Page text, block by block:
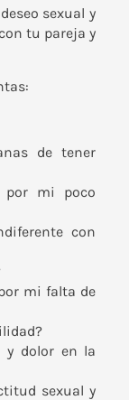
sexual y
tu pareja y
de tener
por mi poco
con
mi falta de
y dolor en la
sexual y